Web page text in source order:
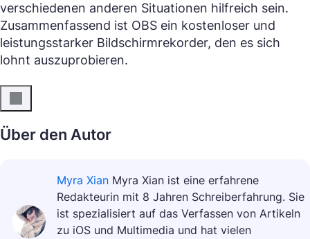
verschiedenen anderen Situationen hilfreich sein.
Zusammenfassend ist OBS ein kostenloser und
leistungsstarker Bildschirmrekorder, den es sich
lohnt auszuprobieren.
Über den Autor
Myra Xian Myra Xian ist eine erfahrene
Redakteurin mit 8 Jahren Schreiberfahrung. Sie
ist spezialisiert auf das Verfassen von Artikeln
zu iOS und Multimedia und hat vielen